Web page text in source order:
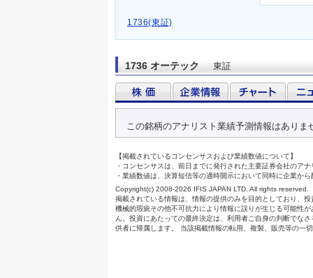
1736(東証)
1736 オーテック 東証